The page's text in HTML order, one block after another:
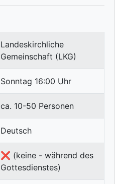
Landeskirchliche
Gemeinschaft (LKG)
Sonntag 16:00 Uhr
ca. 10-50 Personen
Deutsch
❌ (keine - während des
Gottesdienstes)